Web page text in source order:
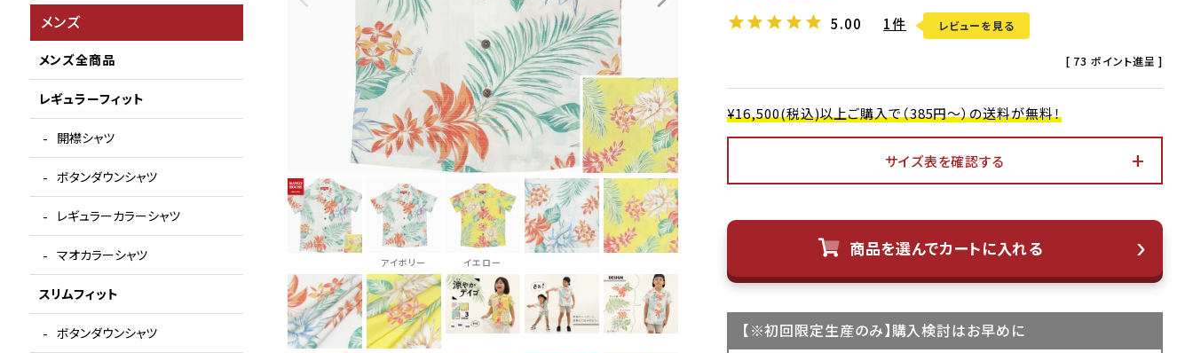
メンズ
メンズ全商品
レギュラーフィット
開襟シャツ
ボタンダウンシャツ
レギュラーカラーシャツ
マオカラーシャツ
スリムフィット
ボタンダウンシャツ
アイボリー イエロー
5.00 1件 レビューを見る
[ 73 ポイント進呈 ]
¥16,500(税込)以上ご購入で（385円～）の送料が無料！
サイズ表を確認する
商品を選んでカートに入れる
【※初回限定生産のみ】購入検討はお早めに